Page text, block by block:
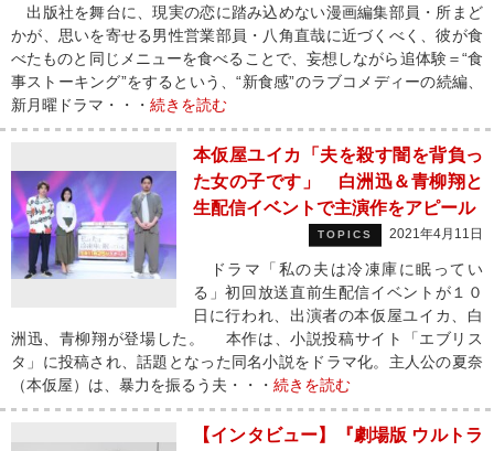
出版社を舞台に、現実の恋に踏み込めない漫画編集部員・所まど
かが、思いを寄せる男性営業部員・八角直哉に近づくべく、彼が食
べたものと同じメニューを食べることで、妄想しながら追体験＝“食
事ストーキング”をするという、“新食感”のラブコメディーの続編、
新月曜ドラマ・・・ 続きを読む
本仮屋ユイカ「夫を殺す闇を背負っ
た女の子です」 白洲迅＆青柳翔と
生配信イベントで主演作をアピール
TOPICS 2021年4月11日
ドラマ「私の夫は冷凍庫に眠ってい
る」初回放送直前生配信イベントが１０
日に行われ、出演者の本仮屋ユイカ、白
洲迅、青柳翔が登場した。 本作は、小説投稿サイト「エブリス
タ」に投稿され、話題となった同名小説をドラマ化。主人公の夏奈
（本仮屋）は、暴力を振るう夫・・・ 続きを読む
【インタビュー】『劇場版 ウルトラ